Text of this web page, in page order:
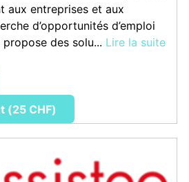
aux entreprises et aux
d’opportunités d’emploi
propose des solu... Lire la suite
(25 CHF)